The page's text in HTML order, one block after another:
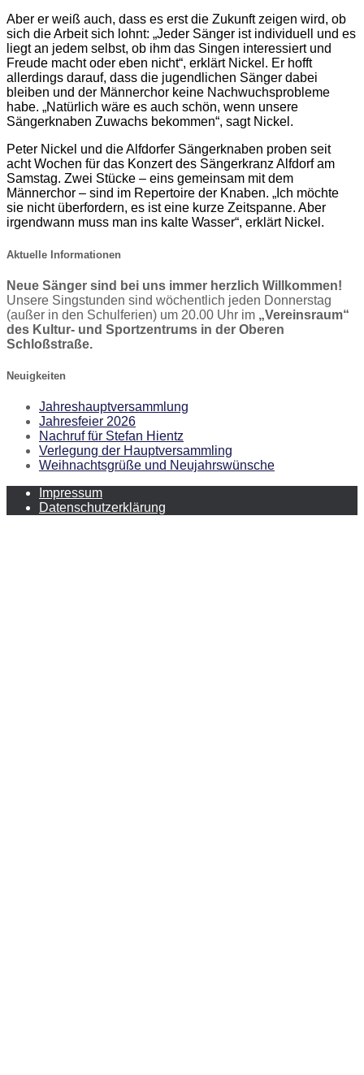
Aber er weiß auch, dass es erst die Zukunft zeigen wird, ob
sich die Arbeit sich lohnt: „Jeder Sänger ist individuell und es
liegt an jedem selbst, ob ihm das Singen interessiert und
Freude macht oder eben nicht“, erklärt Nickel. Er hofft
allerdings darauf, dass die jugendlichen Sänger dabei
bleiben und der Männerchor keine Nachwuchsprobleme
habe. „Natürlich wäre es auch schön, wenn unsere
Sängerknaben Zuwachs bekommen“, sagt Nickel.
Peter Nickel und die Alfdorfer Sängerknaben proben seit
acht Wochen für das Konzert des Sängerkranz Alfdorf am
Samstag. Zwei Stücke – eins gemeinsam mit dem
Männerchor – sind im Repertoire der Knaben. „Ich möchte
sie nicht überfordern, es ist eine kurze Zeitspanne. Aber
irgendwann muss man ins kalte Wasser“, erklärt Nickel.
Aktuelle Informationen
Neue Sänger sind bei uns immer herzlich Willkommen!
Unsere Singstunden sind wöchentlich jeden Donnerstag
(außer in den Schulferien) um 20.00 Uhr im „Vereinsraum“
des Kultur- und Sportzentrums in der Oberen
Schloßstraße.
Neuigkeiten
Jahreshauptversammlung
Jahresfeier 2026
Nachruf für Stefan Hientz
Verlegung der Hauptversammling
Weihnachtsgrüße und Neujahrswünsche
Impressum
Datenschutzerklärung